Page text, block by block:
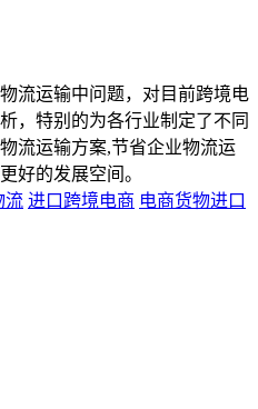
流运输中问题，对目前跨境电
，特别的为各行业制定了不同
流运输方案,节省企业物流运
好的发展空间。
流 进口跨境电商 电商货物进口